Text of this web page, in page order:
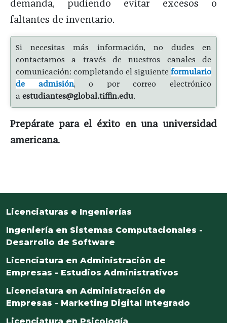
demanda, pudiendo evitar excesos o
faltantes de inventario.
Si necesitas más información, no dudes en
contactarnos a través de nuestros canales de
comunicación: completando el siguiente formulario
de admisión, o por correo electrónico
a estudiantes@global.tiffin.edu.
Prepárate para el éxito en una universidad
americana.
Licenciaturas e Ingenierías
Ingeniería en Sistemas Computacionales -
Desarrollo de Software
Licenciatura en Administración de
Empresas - Estudios Administrativos
Licenciatura en Administración de
Empresas - Marketing Digital Integrado